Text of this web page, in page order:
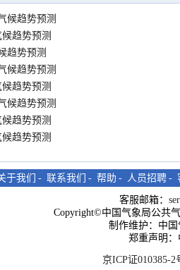
候趋势预测
趋势预测
趋势预测
候趋势预测
趋势预测
候趋势预测
趋势预测
趋势预测
于我们 - 联系我们 - 帮助 - 人员招聘 -
客服邮箱：
Copyright©中国气象局公共
制作维护：中
郑重声明
京ICP证010385-2